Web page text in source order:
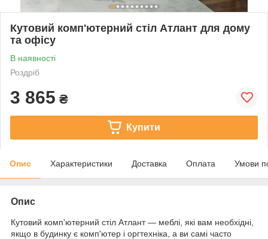
Кутовий комп'ютерний стіл Атлант для дому
та офісу
В наявності
Роздріб
3 865 ₴
Купити
Опис Характеристики Доставка Оплата Умови
Опис
Кутовий комп'ютерний стіл Атлант — меблі, які вам необхідні,
якщо в будинку є комп'ютер і оргтехніка, а ви самі часто